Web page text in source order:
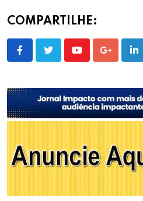
COMPARTILHE:
YoutubeGoogle+